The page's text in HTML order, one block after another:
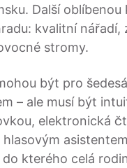
Další oblíbenou
kvalitní nářadí,
stromy.
být pro
– ale musí být
elektronická
kterého celá